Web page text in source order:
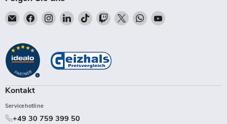
Email
Talk-
Finden
Sie
auf
Facebook
Finden
Sie
auf
Instagram
Finden
Sie
auf
LinkedIn
Finden
Sie
auf
TikTok
Finden
Sie
Twitch
Finden
Sie
Finden
Sie
Finden
Kontakt
Servicehotline
+49 30 759 399 50